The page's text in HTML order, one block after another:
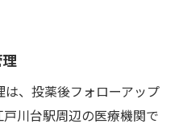
、投薬後フォローアップ
川台駅周辺の医療機関で